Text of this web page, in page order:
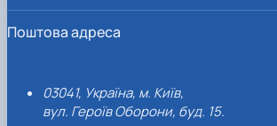
Поштова адреса
03041, Україна, м. Київ,
вул. Героїв Оборони, буд. 15.